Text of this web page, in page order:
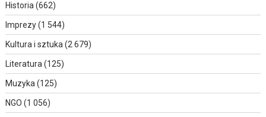
Historia(662)
Imprezy(1 544)
Kultura i sztuka(2 679)
Literatura(125)
Muzyka(125)
NGO (1 056)